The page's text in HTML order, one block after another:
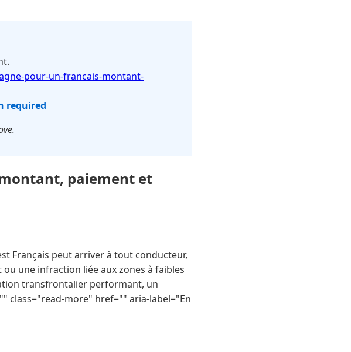
pour-un-francais-montant-
required
paiement et
Français peut arriver à tout conducteur,
une infraction liée aux zones à faibles
transfrontalier performant, un
class="read-more" href="" aria-label="En